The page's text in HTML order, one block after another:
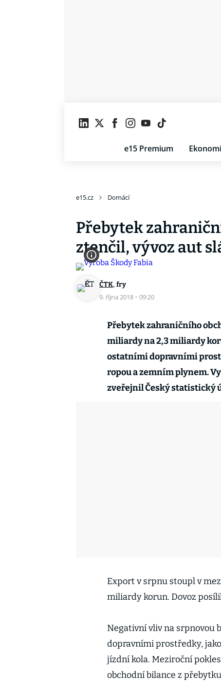
e15 Premium
e15.cz Domácí
Přebytek
ztenčil, vývoz aut
ČTK, fry
9. října 2018 · 09:20
Přebytek zahraničního
miliardy na 2,3 miliardy
ostatními dopravními
ropou a zemním plynem.
zveřejnil Český statistický
Export v srpnu stoupl v
miliardy korun. Dovoz
Negativní vliv na srpnovou
dopravními prostředky,
jízdní kola. Meziroční
obchodní bilance z